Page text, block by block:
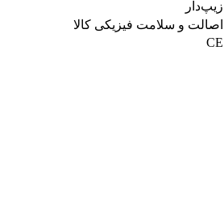
زیپ‌دار
اصالت و سلامت فیزیکی کالا
CE